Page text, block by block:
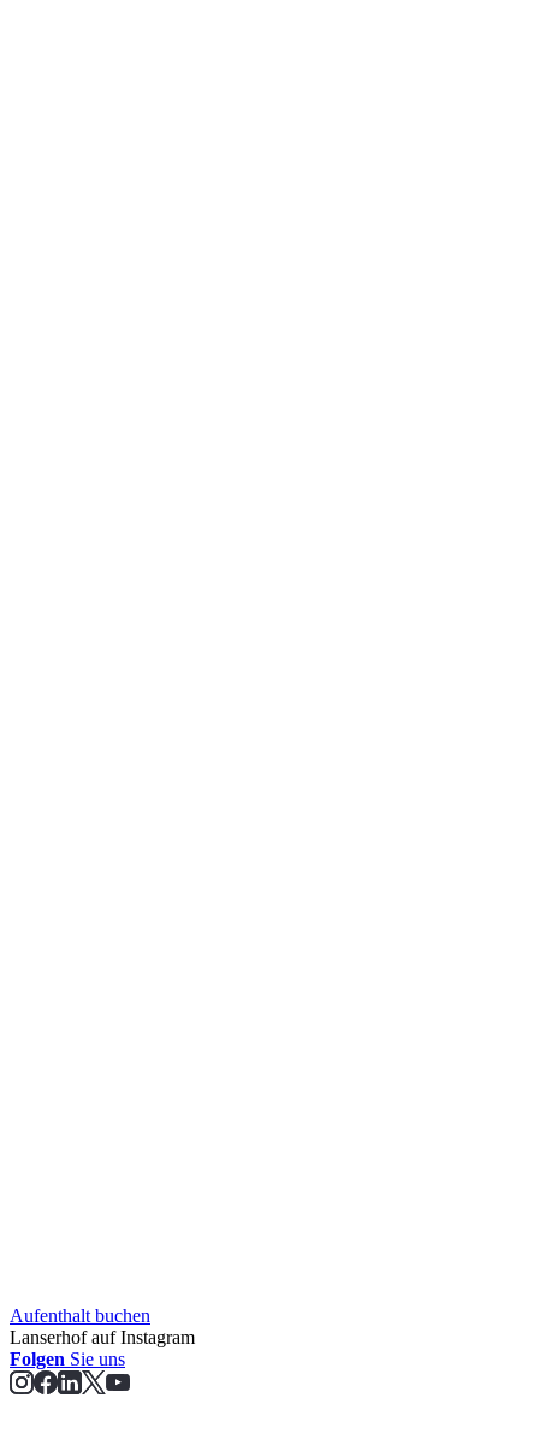
Aufent­halt buchen
Lanserhof auf Instagram
Folgen Sie uns